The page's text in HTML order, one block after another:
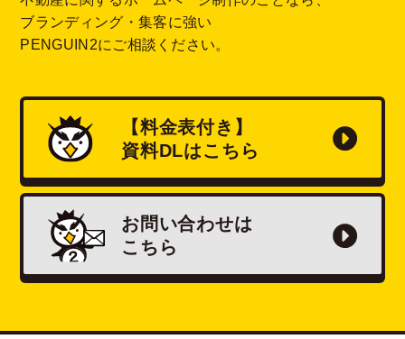
ブランディング・集客に強い
PENGUIN2にご相談ください。
【料金表付き】
資料DLはこちら
お問い合わせは
こちら